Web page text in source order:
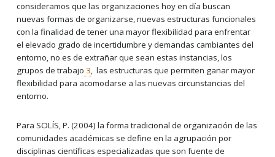
consideramos que las organizaciones hoy en día buscan
nuevas formas de organizarse, nuevas estructuras funcionales
con la finalidad de tener una mayor flexibilidad para enfrentar
el elevado grado de incertidumbre y demandas cambiantes del
entorno, no es de extrañar que sean estas instancias, los
grupos de trabajo 3, las estructuras que permiten ganar mayor
flexibilidad para acomodarse a las nuevas circunstancias del
entorno.
Para SOLÍS, P. (2004) la forma tradicional de organización de las
comunidades académicas se define en la agrupación por
disciplinas científicas especializadas que son fuente de